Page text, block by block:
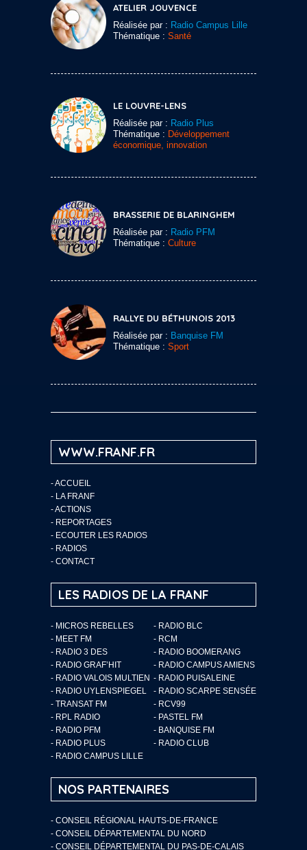
ATELIER JOUVENCE
Réalisée par : Radio Campus Lille
Thématique : Santé
LE LOUVRE-LENS
Réalisée par : Radio Plus
Thématique : Développement
économique, innovation
BRASSERIE DE BLARINGHEM
Réalisée par : Radio PFM
Thématique : Culture
RALLYE DU BÉTHUNOIS 2013
Réalisée par : Banquise FM
Thématique : Sport
WWW.FRANF.FR
-ACCUEIL
- LA FRANF
-ACTIONS
- REPORTAGES
- ECOUTER LES RADIOS
- RADIOS
- CONTACT
LES RADIOS DE LA FRANF
- MICROS REBELLES
- RADIO BLC
- MEET FM
- RCM
- RADIO 3 DES
- RADIO BOOMERANG
- RADIO GRAF’HIT
- RADIO CAMPUS AMIENS
- RADIO VALOIS MULTIEN - RADIO PUISALEINE
- RADIO UYLENSPIEGEL
- RADIO SCARPE SENSÉE
- TRANSAT FM
- RCV99
- RPL RADIO
- PASTEL FM
- RADIO PFM
- BANQUISE FM
- RADIO PLUS
- RADIO CLUB
- RADIO CAMPUS LILLE
NOS PARTENAIRES
- CONSEIL RÉGIONAL HAUTS-DE-FRANCE
- CONSEIL DÉPARTEMENTAL DU NORD
- CONSEIL DÉPARTEMENTAL DU PAS-DE-CALAIS